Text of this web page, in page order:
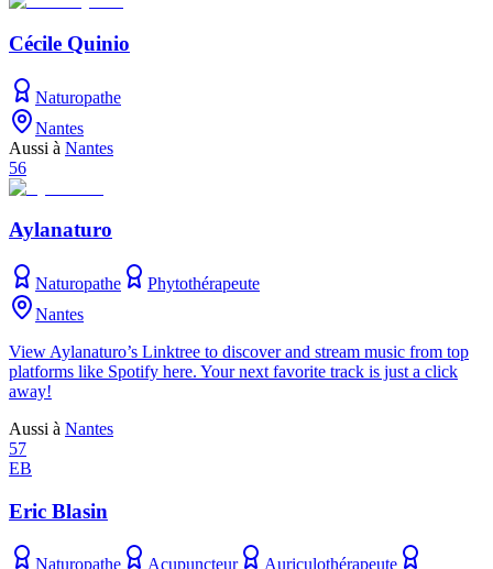
Cécile Quinio
Naturopathe
Nantes
Aussi à Nantes
56
Aylanaturo
Naturopathe
Phytothérapeute
Nantes
View Aylanaturo’s Linktree to discover and stream music from top
platforms like Spotify here. Your next favorite track is just a click
away!
Aussi à Nantes
57
EB
Eric Blasin
Naturopathe Acupuncteur
Auriculothérapeute